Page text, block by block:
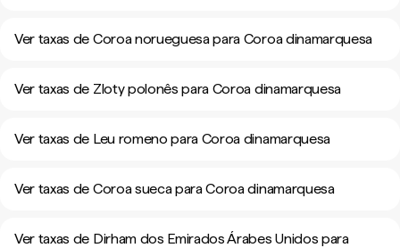
Ver taxas de Coroa norueguesa para Coroa dinamarquesa
Ver taxas de Zloty polonês para Coroa dinamarquesa
Ver taxas de Leu romeno para Coroa dinamarquesa
Ver taxas de Coroa sueca para Coroa dinamarquesa
Ver taxas de Dirham dos Emirados Árabes Unidos para